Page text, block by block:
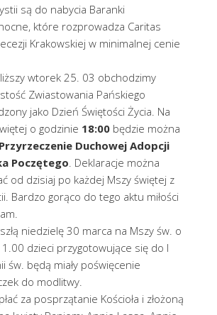
są do nabycia Baranki
które rozprowadza Caritas
Krakowskiej w minimalnej cenie
wtorek 25. 03 obchodzimy
Zwiastowania Pańskiego
jako Dzień Świętości Życia. Na
o godzinie 18:00 będzie można
Przyrzeczenie Duchowej Adopcji
Poczętego . Deklaracje można
od dzisiaj po każdej Mszy świętej z
Bardzo gorąco do tego aktu miłości
niedzielę 30 marca na Mszy św. o
dzieci przygotowujące się do I
św. będą miały poświęcenie
do modlitwy.
za posprzątanie Kościoła i złożoną